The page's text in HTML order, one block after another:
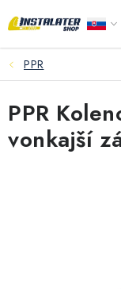
na
Ventily a
VEĽKOOBCHOD
AKO VYBRAŤ?
PREDAJŇA -
PPR
PPR
vonkajší